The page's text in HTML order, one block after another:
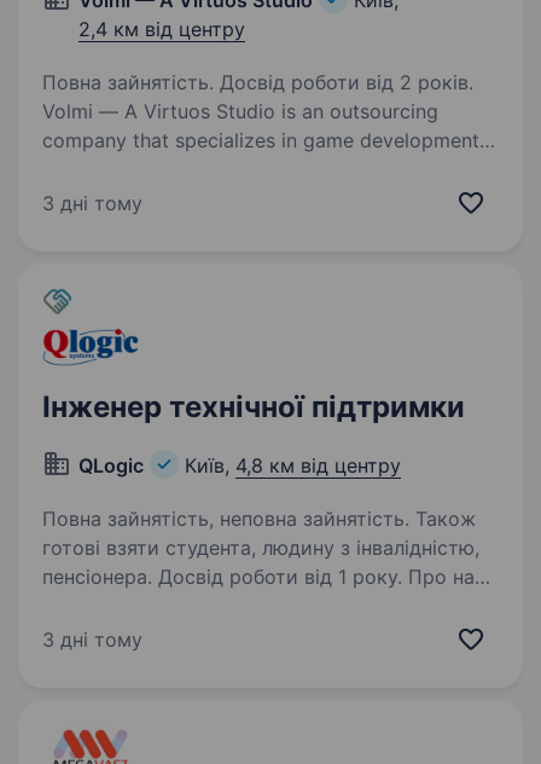
2,4 км від центру
Повна зайнятість. Досвід роботи від 2 років.
Volmi — A Virtuos Studio is an outsourcing
company that specializes in game development
years, we have successfully completed over
3 дні тому
Інженер технічної підтримки
QLogic Київ, 4,8 км від центру
Повна зайнятість, неповна зайнятість. Також
готові взяти студента, людину з інвалідністю,
пенсіонера. Досвід роботи від 1 року. Про нас
постачальників у сфері автоматизації послуг,
на українському…
3 дні тому